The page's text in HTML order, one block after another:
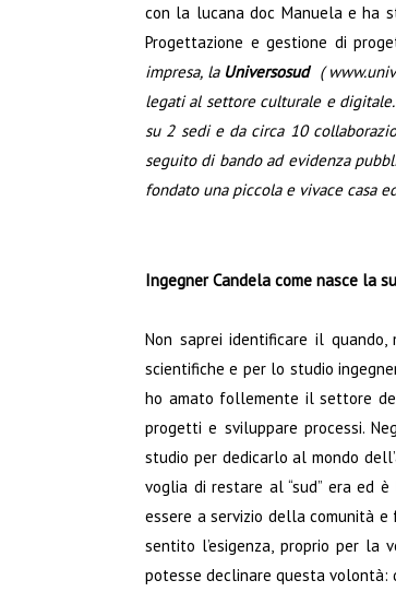
con la lucana doc Manuela e ha
Progettazione e gestione di
impresa, laUniversosud(
legati al settore culturale e
su 2 sedi e da circa 10
seguito di bando ad evidenza
fondato una piccola e vivace casa
Ingegner Candela come nasce la
Non saprei identificare il
scientifiche e per lo studio
ho amato follemente il settore
progetti e sviluppare processi.
studio per dedicarlo al mondo
voglia di restare al “sud” era ed
essere a servizio della comunità e
sentito l’esigenza, proprio per la
potesse declinare questa